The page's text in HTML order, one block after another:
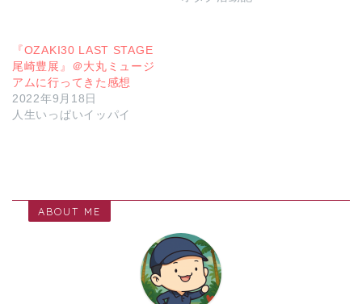
『OZAKI30 LAST STAGE
尾崎豊展』＠大丸ミュージ
アムに行ってきた感想
2022年9月18日
人生いっぱいイッパイ
ABOUT ME